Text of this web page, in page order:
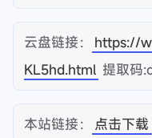
云盘链接：
https://
KL5hd.html 提取码
本站链接： 点击下载